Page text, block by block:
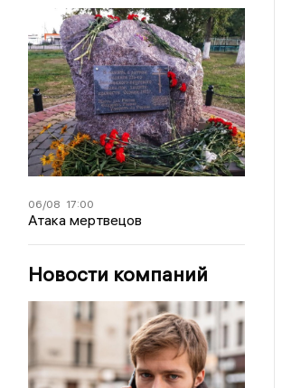
06/08 17:00
Атака мертвецов
Новости компаний